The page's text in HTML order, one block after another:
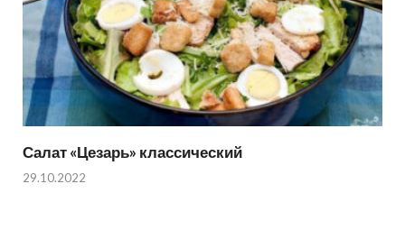
Салат «Цезарь» классический
29.10.2022